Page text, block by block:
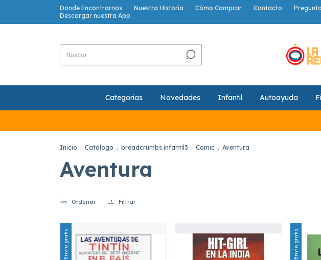
Donde Encontrarnos Nuestra Historia Cómo Comprar Contacto
Descargar nuestra App
Categorías Novedades Infantil Autoayuda
Inicio . Catalogo . breadcrumbs.infantil3 . Comic . Aventura
Aventura
Ordenar Filtrar
Envío gratis Envío gratis